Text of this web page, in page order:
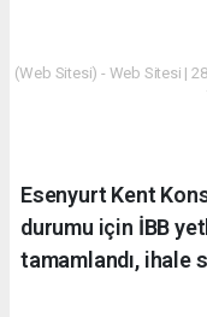
(Web Sitesi) - Web Sitesi |
Esenyurt Kent
durumu için İBB
tamamlandı, ihale